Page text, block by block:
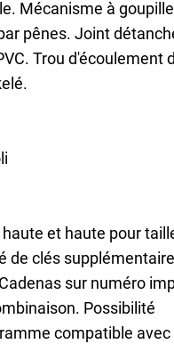
Mécanisme à
pênes. Joint
Trou d'écoulement
et haute pour
de clés
sur numéro
Possibilité
compatible